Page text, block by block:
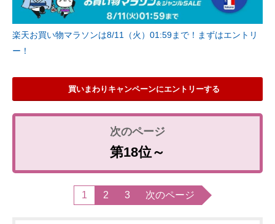
楽天お買い物マラソンは8/11（火）01:59まで！まずはエントリ
ー！
買いまわりキャンペーンにエントリーする
第18位～
1 2 3 次のページ